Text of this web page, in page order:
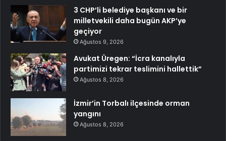
3 CHP’li belediye başkanı ve bir
milletvekili daha bugün AKP’ye
geçiyor
Ağustos 9, 2026
Avukat Üregen: “İcra kanalıyla
partimizi tekrar teslimini hallettik”
Ağustos 8, 2026
İzmir’in Torbalı ilçesinde orman
yangını
Ağustos 8, 2026